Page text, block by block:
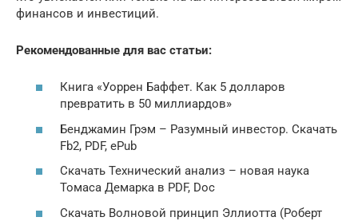
финансов и инвестиций.
Рекомендованные для вас статьи:
Книга «Уоррен Баффет. Как 5 долларов
превратить в 50 миллиардов»
Бенджамин Грэм – Разумный инвестор. Скачать
Fb2, PDF, ePub
Скачать Технический анализ – новая наука
Томаса Демарка в PDF, Doc
Скачать Волновой принцип Эллиотта (Роберт